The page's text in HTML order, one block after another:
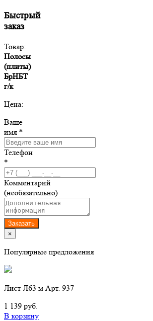
Быстрый
заказ
Товар:
Полосы
(плиты)
БрНБТ
г/к
Цена:
Ваше
имя *
Телефон
*
Комментарий
(необязательно)
Заказать
×
Популярные предложения
Лист Л63 м Арт. 937
1 139 руб.
В корзину